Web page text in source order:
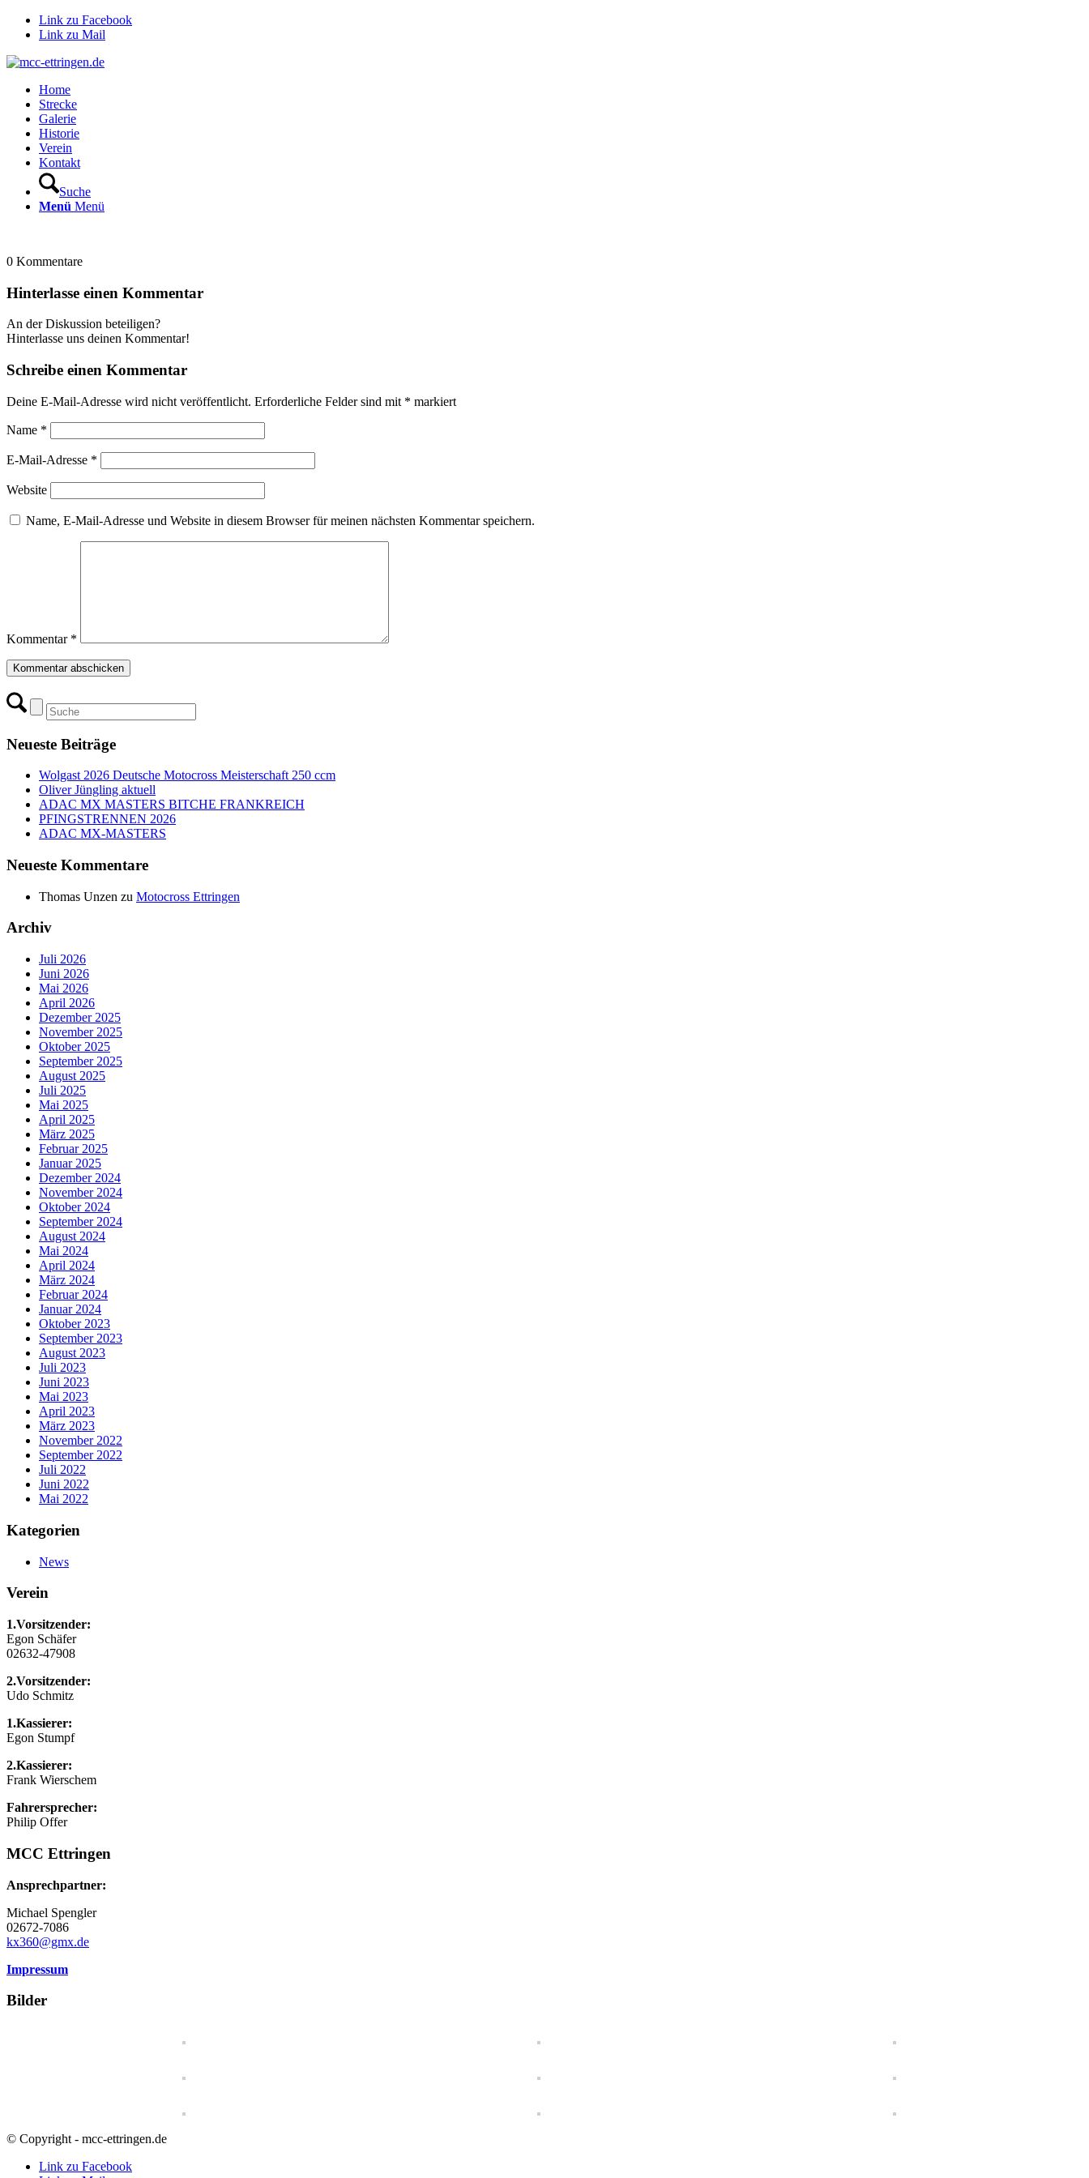
Link zu Facebook
Link zu Mail
Home
Strecke
Galerie
Historie
Verein
Kontakt
Suche
Menü Menü
0 Kommentare
Hinterlasse einen Kommentar
An der Diskussion beteiligen?
Hinterlasse uns deinen Kommentar!
Schreibe einen Kommentar
Deine E-Mail-Adresse wird nicht veröffentlicht. Erforderliche Felder sind mit * markiert
Name *
E-Mail-Adresse *
Website
Name, E-Mail-Adresse und Website in diesem Browser für meinen nächsten Kommentar speichern.
Kommentar *
Neueste Beiträge
Wolgast 2026 Deutsche Motocross Meisterschaft 250 ccm
Oliver Jüngling aktuell
ADAC MX MASTERS BITCHE FRANKREICH
PFINGSTRENNEN 2026
ADAC MX-MASTERS
Neueste Kommentare
Thomas Unzen zu Motocross Ettringen
Archiv
Juli 2026
Juni 2026
Mai 2026
April 2026
Dezember 2025
November 2025
Oktober 2025
September 2025
August 2025
Juli 2025
Mai 2025
April 2025
März 2025
Februar 2025
Januar 2025
Dezember 2024
November 2024
Oktober 2024
September 2024
August 2024
Mai 2024
April 2024
März 2024
Februar 2024
Januar 2024
Oktober 2023
September 2023
August 2023
Juli 2023
Juni 2023
Mai 2023
April 2023
März 2023
November 2022
September 2022
Juli 2022
Juni 2022
Mai 2022
Kategorien
News
Verein
1.Vorsitzender:
Egon Schäfer
02632-47908
2.Vorsitzender:
Udo Schmitz
1.Kassierer:
Egon Stumpf
2.Kassierer:
Frank Wierschem
Fahrersprecher:
Philip Offer
MCC Ettringen
Ansprechpartner:
Michael Spengler
02672-7086
kx360@gmx.de
Impressum
Bilder
© Copyright - mcc-ettringen.de
Link zu Facebook